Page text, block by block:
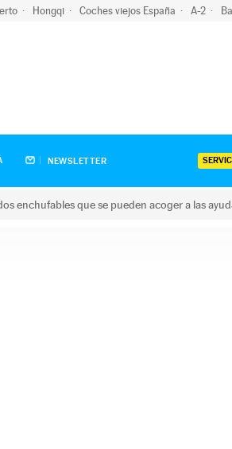
Hongqi Coches viejos España A-2
NEWSLETTER
enchufables que se pueden acoger a las